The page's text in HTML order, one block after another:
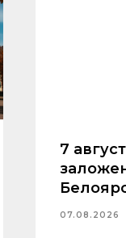
7
07.08.2026